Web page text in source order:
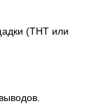
(THT или